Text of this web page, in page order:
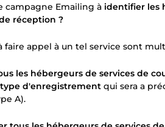
campagne Emailing à identifier les
réception ?
faire appel à un tel service sont
les hébergeurs de services de
d'enregistrement qui sera a
A).